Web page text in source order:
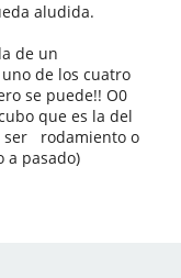
aludida.
de un
de los cuatro
se puede!! O0
que es la del
ser rodamiento o
a pasado)